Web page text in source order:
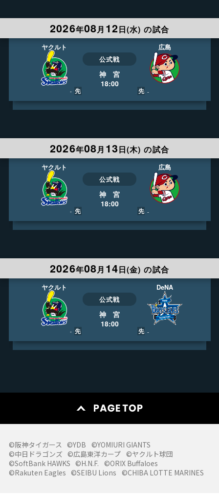
大川立樹
解説 高津臣吾 ライブ視聴
録画予約
2026年08月 12日(水) の試合
ヤクルト
- 先
公式戦
神 宮
18:00
広島
先 -
梶谷直史
解説 真中 満 ライブ視聴
録画予約
2026年08月 13日(木) の試合
ヤクルト
- 先
公式戦
神 宮
18:00
広島
先 -
今湊敬樹
解説 坂口智隆 ライブ視聴
録画予約
2026年08月 14日(金) の試合
ヤクルト
- 先
公式戦
神 宮
18:00
DeNA
先 -
©阪神タイガース ©YDB ©YOMIURI GIANTS
©中日ドラゴンズ ©広島東洋カープ ©ヤクルト球団
©SoftBank HAWKS ©H.N.F. ©ORIX Buffaloes
©Rakuten Eagles ©SEIBU Lions ©CHIBA LOTTE MARINES